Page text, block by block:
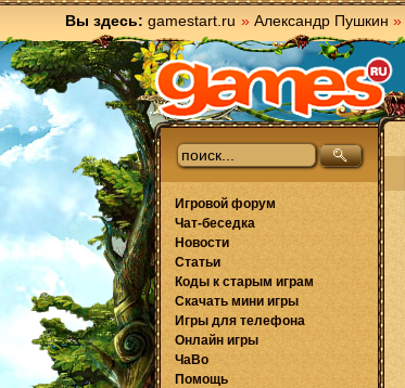
Вы здесь: gamestart.ru » Александр Пушкин »
Игровой форум
Чат-беседка
Новости
Статьи
Коды к старым играм
Скачать мини игры
Игры для телефона
Онлайн игры
ЧаВо
Помощь